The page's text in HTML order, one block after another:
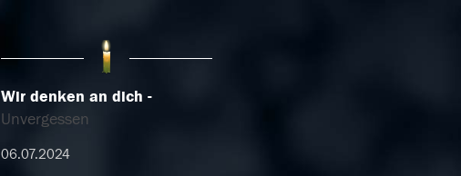
Wir denken an dich
Unvergessen
06.07.2024